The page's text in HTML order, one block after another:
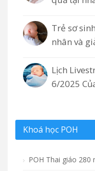
Trẻ sơ
nhân và
Lịch
6/2025
Khoá học POH
POH Thai giáo 280